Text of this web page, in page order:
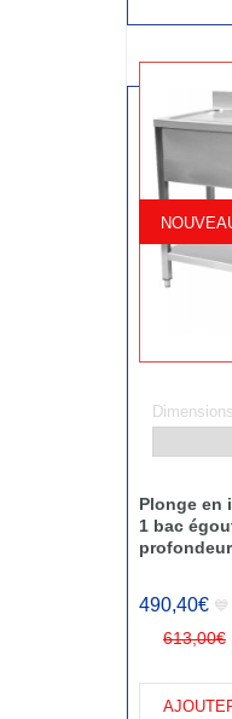
Plonge en
1 bac
490,40€ 💙
613,00€